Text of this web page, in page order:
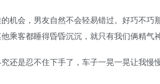
机会，男友自然不会轻易错过。好巧不
乘客都睡得昏昏沉沉，就只有我们俩精气
还是忍不住下手了，车子一晃一晃让我